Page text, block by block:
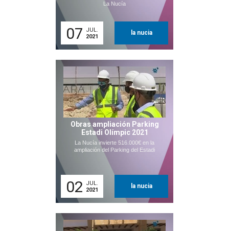
La Nucía
07
JUL.
2021
la nucia
Obras ampliación Parking
Estadi Olímpic 2021
La Nucía invierte 516.000€ en la
ampliación del Parking del Estadi
02
JUL.
2021
la nucia